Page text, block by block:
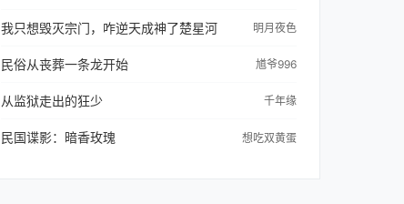
我只想毁灭宗门，咋逆天成神了楚星河 明月夜色
民俗从丧葬一条龙开始 馗爷996
从监狱走出的狂少 千年缘
民国谍影：暗香玫瑰 想吃双黄蛋